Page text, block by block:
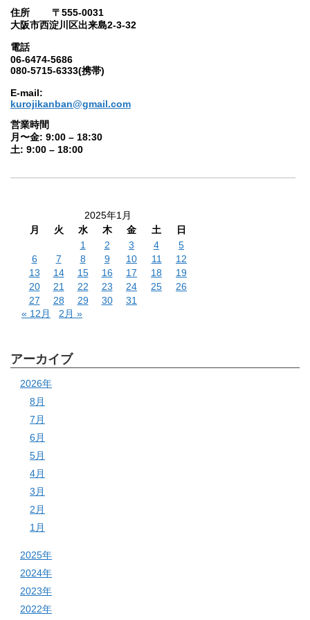
住所 〒555-0031
大阪市西淀川区出来島2-3-32
電話
06-6474-5686
080-5715-6333(携帯)
E-mail:
kurojikanban@gmail.com
営業時間
月〜金: 9:00 – 18:30
土: 9:00 – 18:00
2025年1月
月
火 水 木 金 土
日
1
2 3 4
5
6
7 8 9 10 11
12
13
14 15 16 17 18
19
20
21 22 23 24 25
26
27
28 29 30
31
« 12月
2月 »
アーカイブ
2026年
8月
7月
6月
5月
4月
3月
2月
1月
2025年
2024年
2023年
2022年